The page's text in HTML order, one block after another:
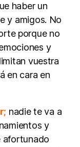
haber un
y amigos. No
porque no
y
vuestra
en cara en
nadie te va a
y
afortunado